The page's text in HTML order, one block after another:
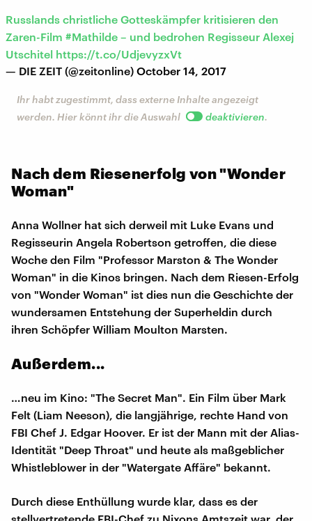
Russlands christliche Gotteskämpfer kritisieren den
Zaren-Film #Mathilde – und bedrohen Regisseur Alexej
Utschitel https://t.co/UdjevyzxVt
— DIE ZEIT (@zeitonline) October 14, 2017
Ihr habt zugestimmt, dass externe Inhalte angezeigt
werden. Hier könnt ihr die Auswahl
deaktivieren.
Nach dem Riesenerfolg von "Wonder
Woman"
Anna Wollner hat sich derweil mit Luke Evans und
Regisseurin Angela Robertson getroffen, die diese
Woche den Film "Professor Marston & The Wonder
Woman" in die Kinos bringen. Nach dem Riesen-Erfolg
von "Wonder Woman" ist dies nun die Geschichte der
wundersamen Entstehung der Superheldin durch
ihren Schöpfer William Moulton Marsten.
Außerdem...
…neu im Kino: "The Secret Man". Ein Film über Mark
Felt (Liam Neeson), die langjährige, rechte Hand von
FBI Chef J. Edgar Hoover. Er ist der Mann mit der Alias-
Identität "Deep Throat" und heute als maßgeblicher
Whistleblower in der "Watergate Affäre" bekannt.
Durch diese Enthüllung wurde klar, dass es der